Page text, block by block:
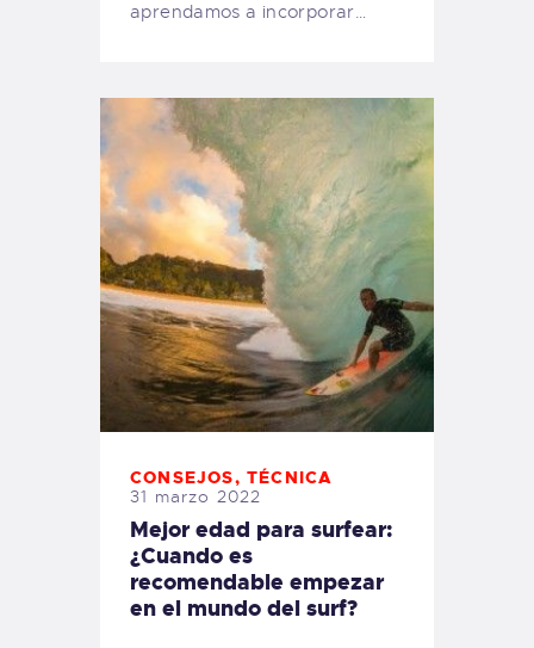
aprendamos a incorporar…
CONSEJOS,TÉCNICA
31 marzo 2022
Mejor edad para surfear:
¿Cuando es
recomendable empezar
en el mundo del surf?